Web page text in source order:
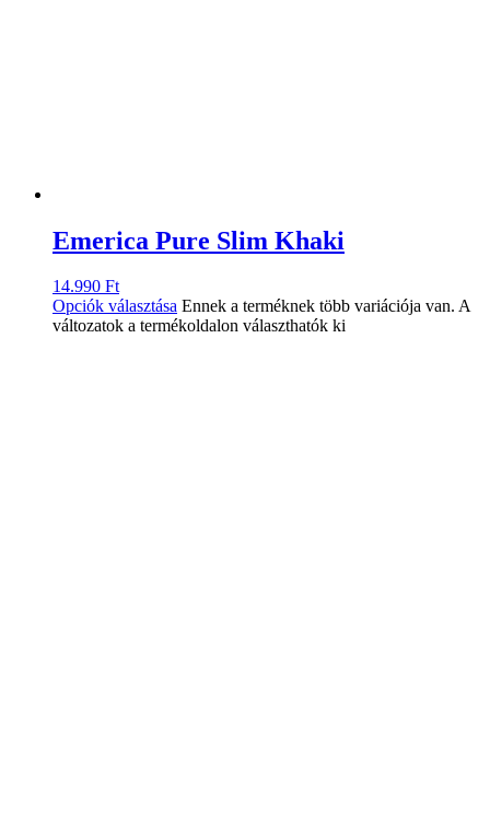
Emerica Pure Slim Khaki
14.990 Ft
Opciók választása Ennek a terméknek több variációja van. A
változatok a termékoldalon választhatók ki